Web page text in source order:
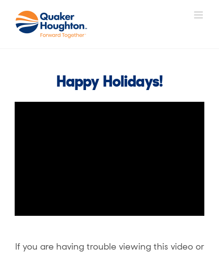
innehållet
Happy Holidays!
If you are having trouble viewing this video or